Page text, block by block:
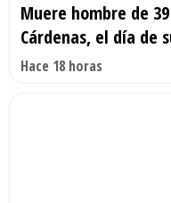
Muere hombre de
Cárdenas, el día de
Hace 18 horas